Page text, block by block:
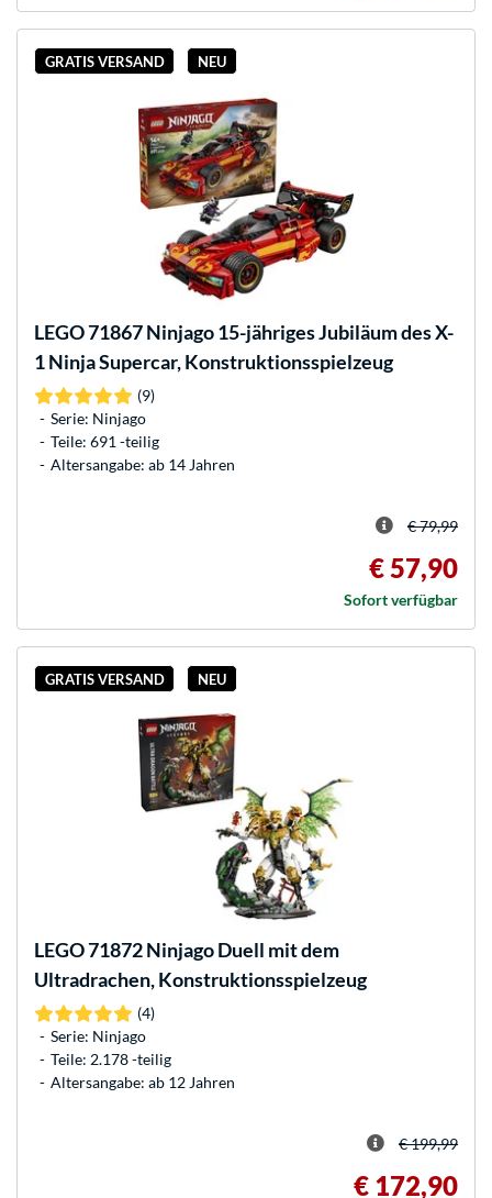
GRATIS VERSAND NEU
LEGO71867 Ninjago 15-jähriges Jubiläum des X-
1 Ninja Supercar, Konstruktionsspielzeug
(9)
Serie: Ninjago
Teile: 691 -teilig
Altersangabe: ab 14 Jahren
€ 79,99
€ 57,90
Sofort verfügbar
GRATIS VERSAND NEU
LEGO71872 Ninjago Duell mit dem
Ultradrachen, Konstruktionsspielzeug
(4)
Serie: Ninjago
Teile: 2.178 -teilig
Altersangabe: ab 12 Jahren
€ 199,99
€ 172,90